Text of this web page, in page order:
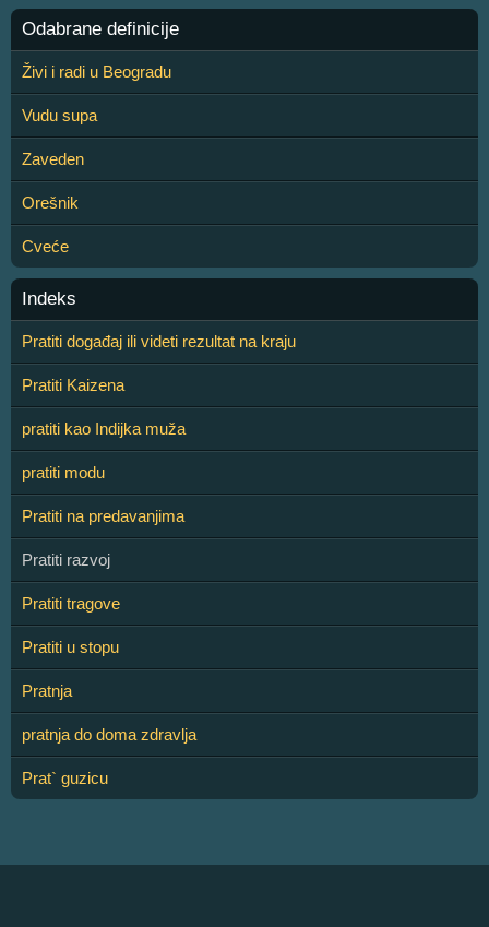
Odabrane definicije
Živi i radi u Beogradu
Vudu supa
Zaveden
Orešnik
Cveće
Indeks
Pratiti događaj ili videti rezultat na kraju
Pratiti Kaizena
pratiti kao Indijka muža
pratiti modu
Pratiti na predavanjima
Pratiti razvoj
Pratiti tragove
Pratiti u stopu
Pratnja
pratnja do doma zdravlja
Prat` guzicu